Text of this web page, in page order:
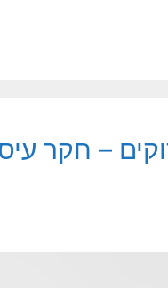
– חקר